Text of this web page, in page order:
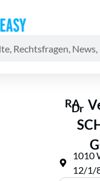
RA
Dr
1010
12/1/